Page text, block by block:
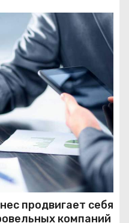
продвигает себя
компаний